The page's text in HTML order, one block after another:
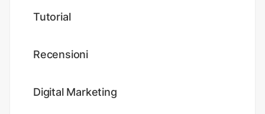
Tutorial
Recensioni
Digital Marketing